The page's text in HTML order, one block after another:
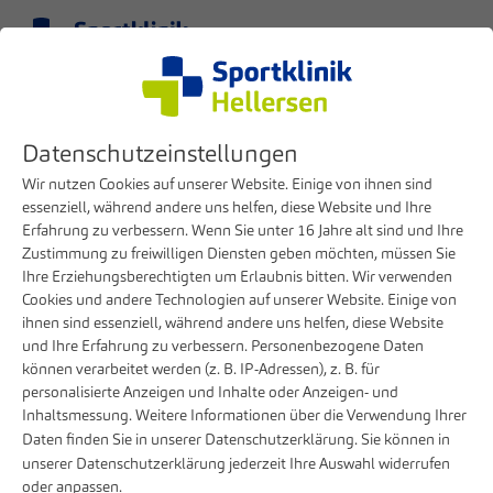
Tag
TOP Mediziner
16. JULI 2026
80 Jahre Spezialisierung: Sportklinik
Hellersen gehört erneut zu Deutschlands
ausgezeichneten Krankenhäusern
Die Sportklinik Hellersen wurde erneut mit ihren
medizinischen Schwerpunktgebieten
„Wirbelsäulenchirurgie“ (Orthopädie) sowie „Kreuzbandriss
Datenschutzeinstellungen
Wir nutzen Cookies auf unserer Website. Einige von ihnen sind
essenziell, während andere uns helfen, diese Website und Ihre
Erfahrung zu verbessern. Wenn Sie unter 16 Jahre alt sind und Ihre
Zustimmung zu freiwilligen Diensten geben möchten, müssen Sie
Ihre Erziehungsberechtigten um Erlaubnis bitten. Wir verwenden
Cookies und andere Technologien auf unserer Website. Einige von
ihnen sind essenziell, während andere uns helfen, diese Website
und Ihre Erfahrung zu verbessern. Personenbezogene Daten
können verarbeitet werden (z. B. IP-Adressen), z. B. für
personalisierte Anzeigen und Inhalte oder Anzeigen- und
Inhaltsmessung. Weitere Informationen über die Verwendung Ihrer
Daten finden Sie in unserer Datenschutzerklärung. Sie können in
unserer Datenschutzerklärung jederzeit Ihre Auswahl widerrufen
oder anpassen.